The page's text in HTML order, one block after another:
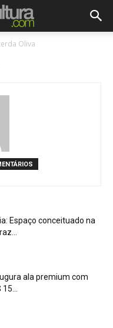
Oliva
Espaço conceituado na
ala premium com